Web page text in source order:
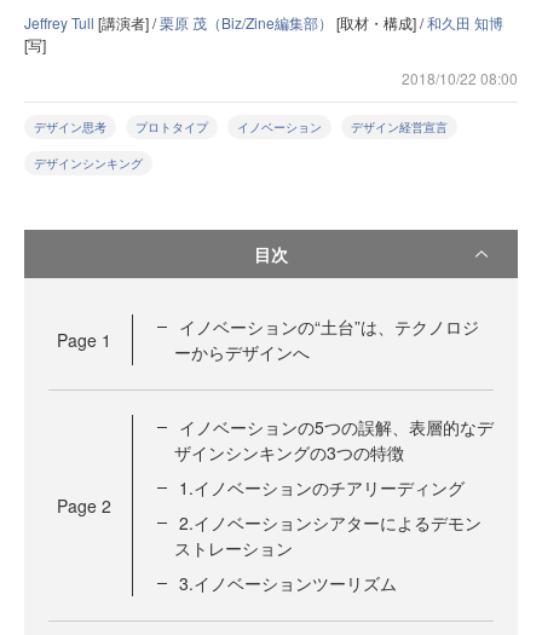
Jeffrey Tull [講演者] /栗原 茂（Biz/Zine編集部） [取材・構成] /和久田 知博
[写]
2018/10/22 08:00
デザイン思考 プロトタイプ イノベーション デザイン経営宣言
デザインシンキング
目次
Page 1
イノベーションの“土台”は、テクノロジ
ーからデザインへ
Page 2
イノベーションの5つの誤解、表層的なデ
ザインシンキングの3つの特徴
1.イノベーションのチアリーディング
2.イノベーションシアターによるデモン
ストレーション
3.イノベーションツーリズム